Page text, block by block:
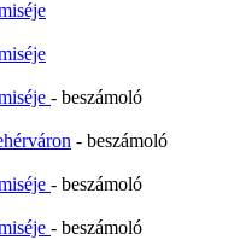
- beszámoló
- beszámoló
- beszámoló
- beszámoló